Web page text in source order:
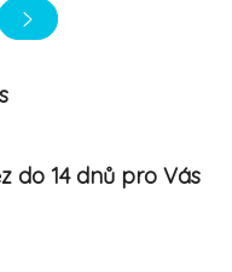
do 14 dnů pro Vás